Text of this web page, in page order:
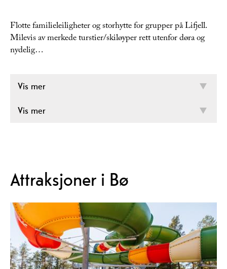
Flotte familieleiligheter og storhytte for grupper på Lifjell.
Milevis av merkede turstier/skiløyper rett utenfor døra og
nydelig…
Vis mer
Vis mer
Attraksjoner i Bø